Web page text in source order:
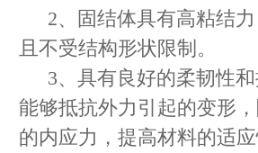
2、固结体具有高粘结
且不受结构形状限制。
3、具有良好的柔韧性和
能够抵抗外力引起的变形
的内应力，提高材料的适应